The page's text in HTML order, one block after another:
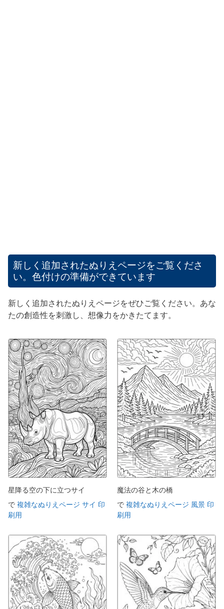
新しく追加されたぬりえページをご覧くださ
い。色付けの準備ができています
新しく追加されたぬりえページをぜひご覧ください。あな
たの創造性を刺激し、想像力をかきたてます。
星降る空の下に立つサイ
で 複雑なぬりえページ サイ 印
刷用
魔法の谷と木の橋
で 複雑なぬりえページ 風景 印
刷用